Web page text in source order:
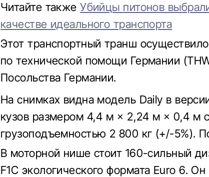
Читайте такжеУбийцы питонов
качестве идеального транспорта
Этот транспортный транш
по технической помощи Германии
Посольства Германии.
На снимках видна модель Daily в
кузов размером 4,4 м × 2,24 м × 0,4 м
грузоподъемностью 2 800 кг (+/-5%).
В моторной нише стоит 160-сильный
F1C экологического формата Euro 6.